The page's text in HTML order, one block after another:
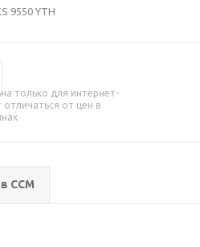
9550 YTH
только для интернет-
от цен в
CCM